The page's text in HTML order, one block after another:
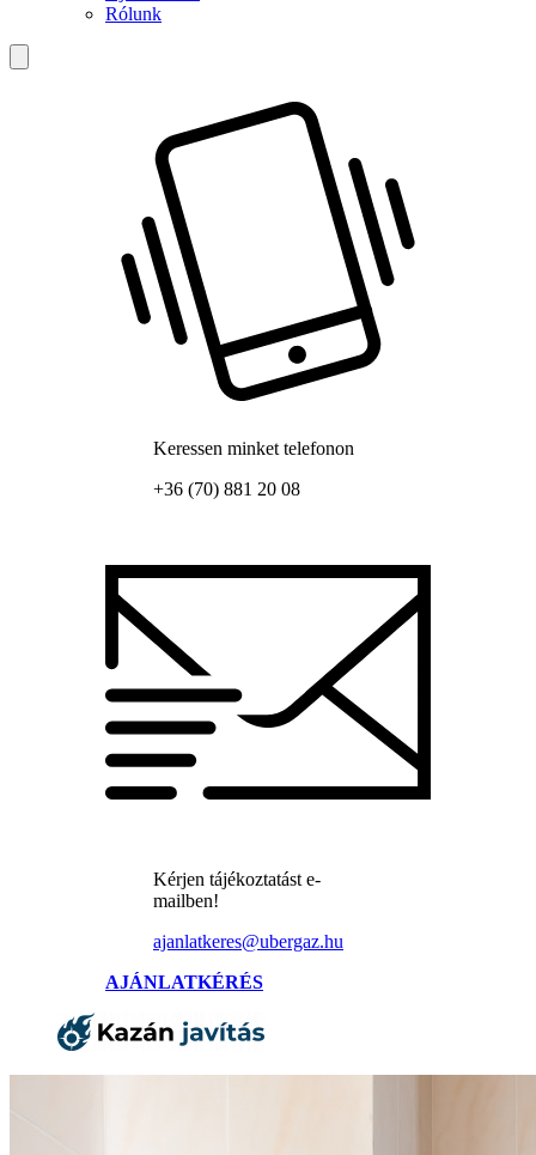
Rólunk
Keressen minket telefonon
+36 (70) 881 20 08
Kérjen tájékoztatást e-
mailben!
ajanlatkeres@ubergaz.hu
AJÁNLATKÉRÉS